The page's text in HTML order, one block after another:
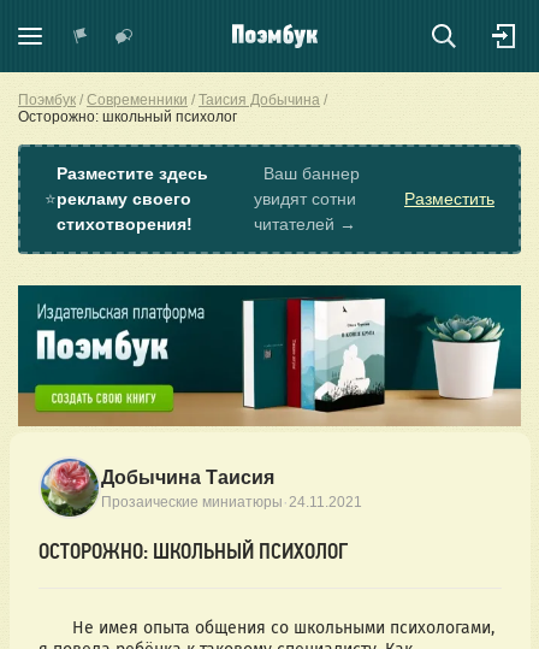
Поэмбук Современники
Таисия Добычина
Осторожно: школьный психолог
⭐
Разместите здесь
рекламу своего
стихотворения!
Ваш баннер
увидят сотни
читателей →
Разместить
Добычина Таисия
Прозаические миниатюры ·24.11.2021
ОСТОРОЖНО: ШКОЛЬНЫЙ ПСИХОЛОГ